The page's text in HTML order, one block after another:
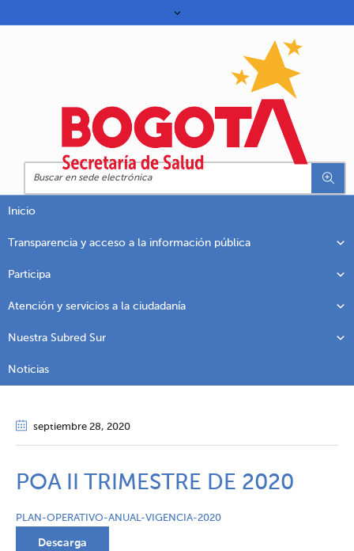
Inicio
Transparencia y acceso a la información pública
Participa
Atención y servicios a la ciudadanía
Nuestra Subred Sur
Noticias
septiembre 28, 2020
POA II TRIMESTRE DE 2020
PLAN-OPERATIVO-ANUAL-VIGENCIA-2020
Descarga